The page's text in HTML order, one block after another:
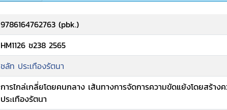
9786164762763 (pbk.)
HM1126 ช238 2565
ชลัท ประเทืองรัตนา
การไกล่เกลี่ยโดยคนกลาง เส้นทางการจัดการความขัดแย้งโดยสร้าง
ประเทืองรัตนา